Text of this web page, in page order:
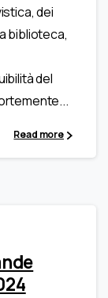
dei
biblioteca,
del
Read more